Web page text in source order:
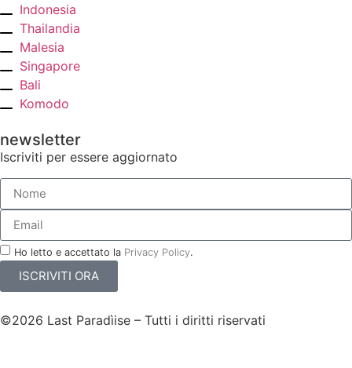
Indonesia
Thailandia
Malesia
Singapore
Bali
Komodo
newsletter
Iscriviti per essere aggiornato
Ho letto e accettato la Privacy Policy.
ISCRIVITI ORA
©2026 Last Paradìise – Tutti i diritti riservati